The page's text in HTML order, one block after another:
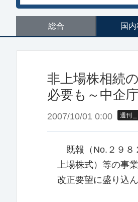
総合 国
非上場株相続
必要も～中企
2007/10/01 0:00 週刊
既報（No.２９８
上場株式）等の事
改正要望に盛り込